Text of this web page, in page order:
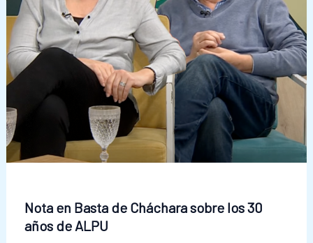
Nota en Basta de Cháchara sobre los 30
años de ALPU